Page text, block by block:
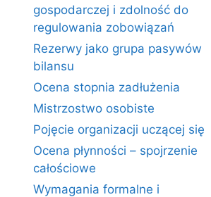
gospodarczej i zdolność do
regulowania zobowiązań
Rezerwy jako grupa pasywów
bilansu
Ocena stopnia zadłużenia
Mistrzostwo osobiste
Pojęcie organizacji uczącej się
Ocena płynności – spojrzenie
całościowe
Wymagania formalne i